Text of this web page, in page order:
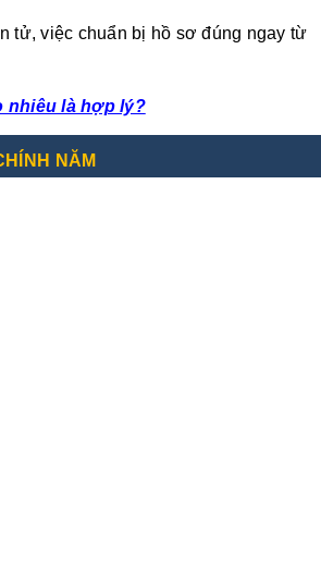
tử, việc chuẩn bị hồ sơ đúng ngay từ
nhiêu là hợp lý?
NĂM